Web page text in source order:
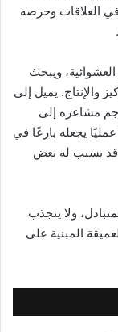
في العلاقات وحرصه
ويبحث
والإنتاج. يميل إلى
مشاعره إلى
يجعله بارعًا في
قد يسبب له بعض
ولا ينجذب
المبنية على